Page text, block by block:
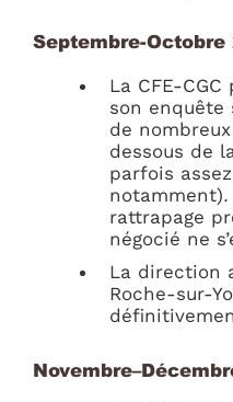
Septembre-Octobre
La CFE-
son enquête
de
dessous de
parfois
notamment).
rattrapage
négocié ne
La direction
Roche-sur-